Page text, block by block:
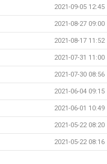
2021-09-05 12:45
2021-08-27 09:00
2021-08-17 11:52
2021-07-31 11:00
2021-07-30 08:56
2021-06-04 09:15
2021-06-01 10:49
2021-05-22 08:20
2021-05-22 08:16